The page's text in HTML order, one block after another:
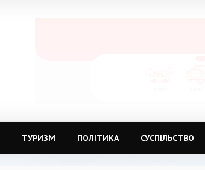
ТУРИЗМ ПОЛІТИКА СУСПІЛЬСТВО